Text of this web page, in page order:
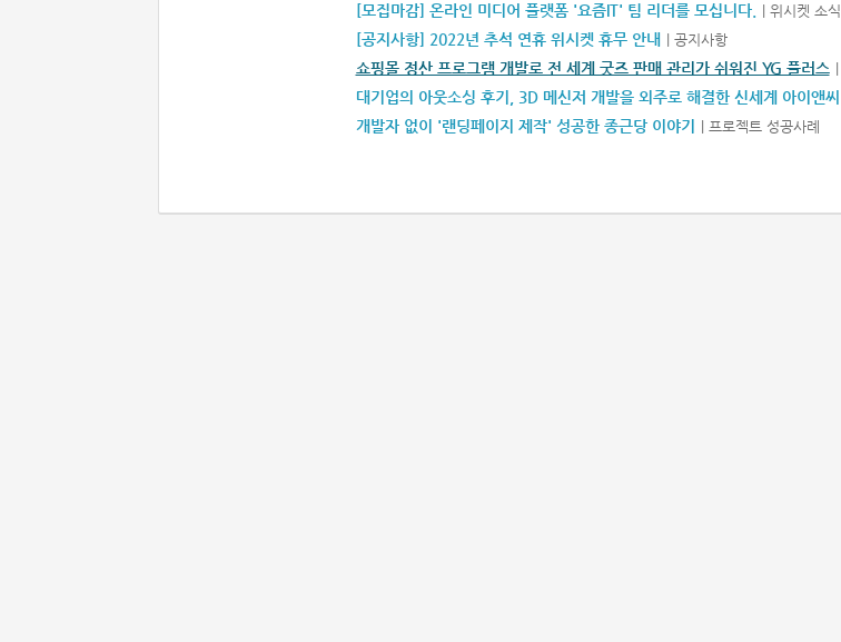
[모집마감] 온라인 미디어 플랫폼 '요즘IT' 팀 리더를 모십니다. | 위시켓 소식
[공지사항] 2022년 추석 연휴 위시켓 휴무 안내
| 공지사항
쇼핑몰 정산 프로그램 개발로 전 세계 굿즈 판매 관리가 쉬워진 YG 플러스
대기업의 아웃소싱 후기, 3D 메신저 개발을 외주로 해결한 신세계 아이앤씨
개발자 없이 '랜딩페이지 제작' 성공한 종근당 이야기
| 프로젝트 성공사례